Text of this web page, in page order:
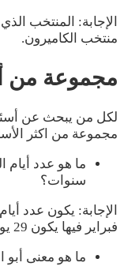
الإجابة: المنتخب
منتخب الكاميرون.
مجموعة من
لكل من يبحث عن
مجموعة من اكثر
ما هو عدد أيام
سنوات؟
فبراير فيها يكون 29 يوم.
ما هو معنى أبو